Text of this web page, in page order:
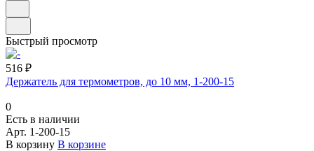
Быстрый просмотр
516 ₽
Держатель для термометров, до 10 мм, 1-200-15
0
Есть в наличии
Арт. 1-200-15
В корзину В корзине